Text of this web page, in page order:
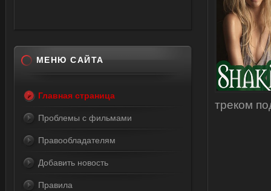
треком
МЕНЮ САЙТА
Главная страница
Проблемы с фильмами
Правообладателям
Добавить новость
Правила